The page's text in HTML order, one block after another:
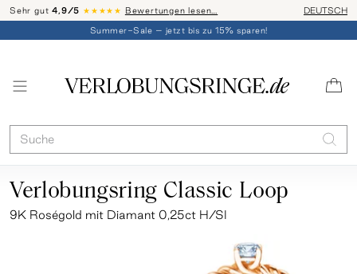
Sehr gut4,9/5 ★★★★★ Bewertungen lesen… Telefon-
DEUTSCH
Summer-Sale – jetzt bis zu 15% sparen!
Verlobungsring Classic Loop
9K Roségold mit Diamant 0,25ct H/SI